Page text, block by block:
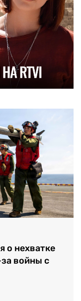
о нехватке
войны с